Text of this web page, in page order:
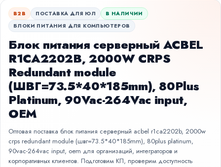
B2B ПОСТАВКА ДЛЯ ЮЛ
В НАЛИЧИИ
БЛОКИ ПИТАНИЯ ДЛЯ КОМПЬЮТЕРОВ
Блок питания серверный ACBEL
R1CA2202B, 2000W CRPS
Redundant module
(ШВГ=73.5*40*185mm), 80Plus
Platinum, 90Vac-264Vac input,
OEM
Оптовая поставка блок питания серверный acbel r1ca2202b, 2000w
crps redundant module (швг=73.5*40*185mm), 80plus platinum,
90vac-264vac input, oem для организаций, интеграторов и
корпоративных клиентов. Подготовим КП, проверим доступность